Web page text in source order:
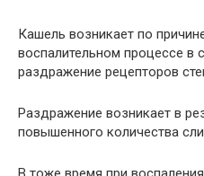
Кашель возникает по
воспалительном процессе в
раздражение рецепторов
Раздражение возникает в
повышенного количества